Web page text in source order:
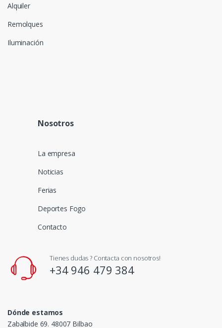
Alquiler
Remolques
Iluminación
Nosotros
La empresa
Noticias
Ferias
Deportes Fogo
Contacto
Tienes dudas ? Contacta con nosotros!
+34 946 479 384
Dónde estamos
Zabalbide 69. 48007 Bilbao